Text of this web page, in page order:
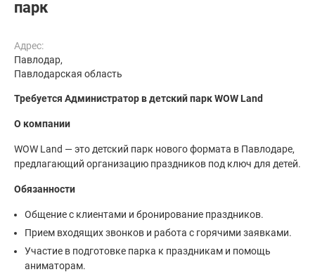
парк
Адрес:
Павлодар,
Павлодарская область
Требуется Администратор в детский парк WOW Land
О компании
WOW Land — это детский парк нового формата в Павлодаре,
предлагающий организацию праздников под ключ для детей.
Обязанности
Общение с клиентами и бронирование праздников.
Прием входящих звонков и работа с горячими заявками.
Участие в подготовке парка к праздникам и помощь
аниматорам.